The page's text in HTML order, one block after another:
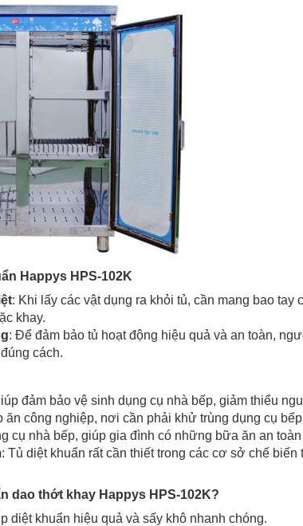
Happys HPS-102K
: Khi lấy các vật dụng ra khỏi tủ, cần mang bao tay
khay.
: Để đảm bảo tủ hoạt động hiệu quả và an toàn,
cách.
đảm bảo vệ sinh dụng cụ nhà bếp, giảm thiểu
ăn công nghiệp, nơi cần phải khử trùng dụng cụ
cụ nhà bếp, giúp gia đình có những bữa ăn an
: Tủ diệt khuẩn rất cần thiết trong các cơ sở chế
dao thớt khay Happys HPS-102K?
diệt khuẩn hiệu quả và sấy khô nhanh chóng.